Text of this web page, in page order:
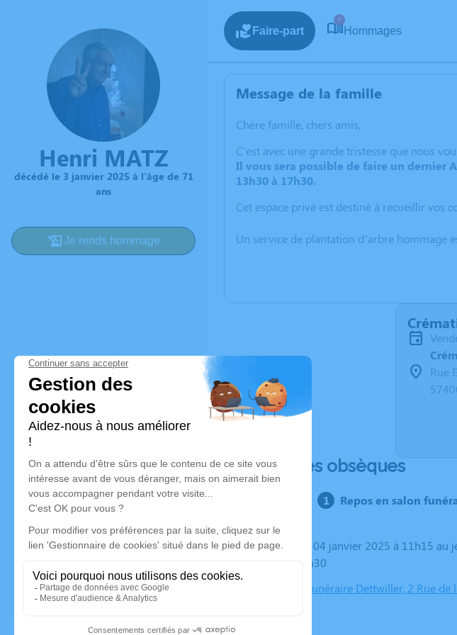
Henri MATZ
décédé le 3 janvier 2025 à l'âge de 71
ans
Je rends hommage
Faire-part
6
Hommages
Message de la famille
Chère famille, chers amis,
C'est avec une grande tristesse que nous
Il vous sera possible de faire un dernier
13h30 à 17h30.
Cet espace privé est destiné à recueillir vos
Un service de plantation d’arbre hommage
Rue
Déroulé des obsèques
Repos en salon
Du samedi 04 janvier 2025 à 11h15 au jeudi 09 janvier
2025 à 17h30
Chambre Funéraire Dettwiller, 2 Rue de